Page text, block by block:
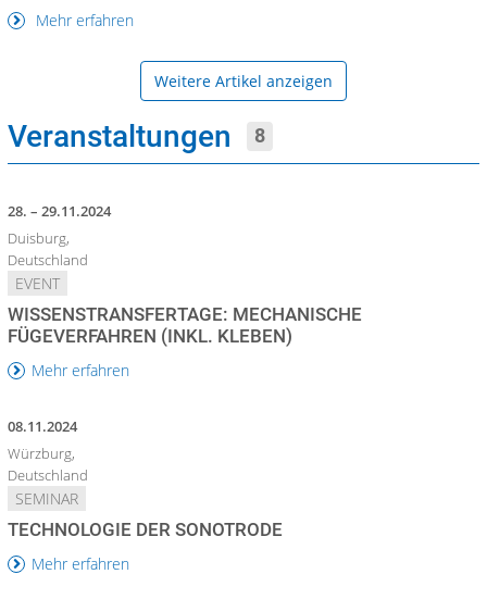
Mehr erfahren
Weitere Artikel anzeigen
Veranstaltungen 8
28. – 29.11.2024
Duisburg,
Deutschland
EVENT
WISSENSTRANSFERTAGE: MECHANISCHE
FÜGEVERFAHREN (INKL. KLEBEN)
Mehr erfahren
08.11.2024
Würzburg,
Deutschland
SEMINAR
TECHNOLOGIE DER SONOTRODE
Mehr erfahren